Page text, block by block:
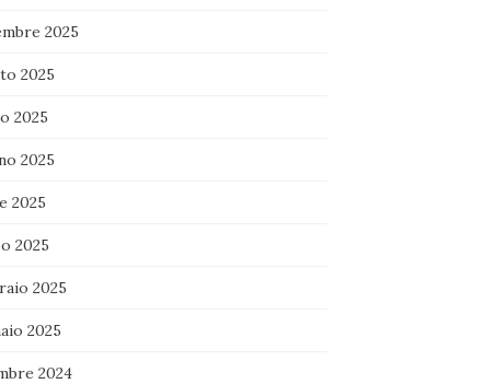
2025
2025
2025
2025
2025
2025
2025
2025
2024